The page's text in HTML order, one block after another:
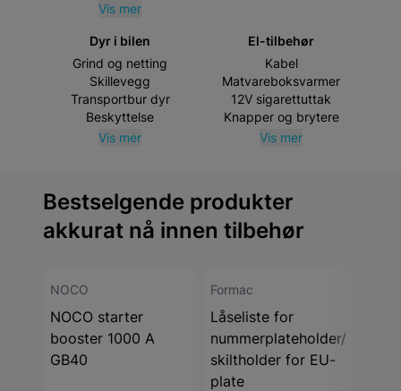
Vis mer
Dyr i bilen
Grind og netting
Skillevegg
Transportbur dyr
Beskyttelse
Vis mer
El-tilbehør
Kabel
Matvareboksvarmer
12V sigarettuttak
Knapper og brytere
Vis mer
Bestselgende produkter
akkurat nå innen tilbehør
NOCO
NOCO starter
booster 1000 A
GB40
Formac
Låseliste for
nummerplateholder/
skiltholder for EU-
plate